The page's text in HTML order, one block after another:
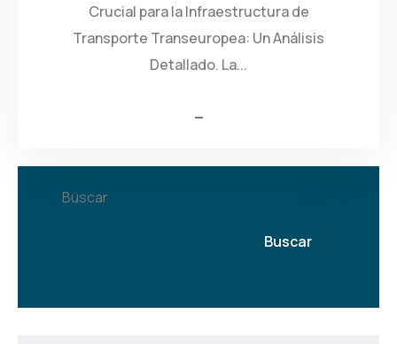
Crucial para la Infraestructura de
Transporte Transeuropea: Un Análisis
Detallado. La...
Buscar
Buscar